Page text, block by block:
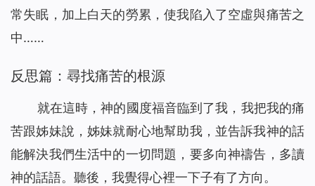
常失眠，加上白天的勞累，使我陷入了空虛與痛苦之
中……
反思篇：尋找痛苦的根源
就在這時，神的國度福音臨到了我，我把我的痛
苦跟姊妹說，姊妹就耐心地幫助我，並告訴我神的話
能解決我們生活中的一切問題，要多向神禱告，多讀
神的話語。聽後，我覺得心裡一下子有了方向。